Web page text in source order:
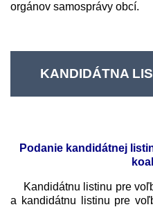
orgánov samosprávy obcí.
KANDIDÁTNA
Podanie kandidátnej
Kandidátnu listinu pre
a kandidátnu listinu pre